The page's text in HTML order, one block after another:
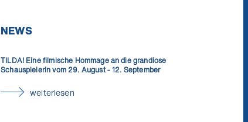
NEWS
TILDA! Eine filmische Hommage an die grandiose
Schauspielerin vom 29. August - 12. September
weiterlesen